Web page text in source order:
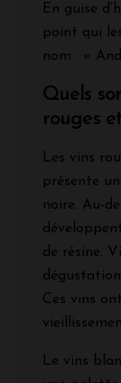
En guise
point qui
nom : «
Quels
rouges
Les vins
présente
noire. Au-
de résine.
Ces vins
Le vins